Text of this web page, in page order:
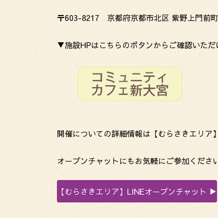
〒603-8217 京都府京都市北区 紫野上門前
▼施設HPはこちらのボタンからご確認いただ
開催についての詳細情報は【むらさきエリ
オープンチャットにもお気軽にご参加くだ
【むらさきエリア】LINEオープンチャット ▶